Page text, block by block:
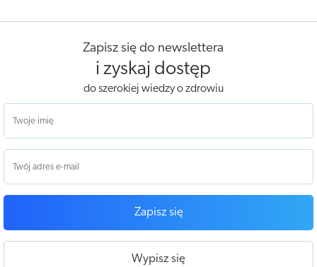
Zapisz się do newslettera
i zyskaj dostęp
do szerokiej wiedzy o zdrowiu
Zapisz się
Wypisz się